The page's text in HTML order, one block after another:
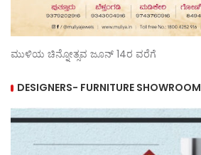
ಮುಳಿಯ ಚಿನ್ನೋತ್ಸವ ಜೂನ್ 14ರ ವರೆಗೆ
DESIGNERS- FURNITURE SHOWROOM